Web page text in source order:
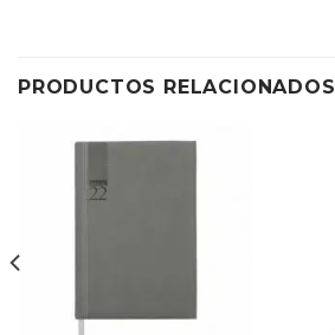
PRODUCTOS RELACIONADOS